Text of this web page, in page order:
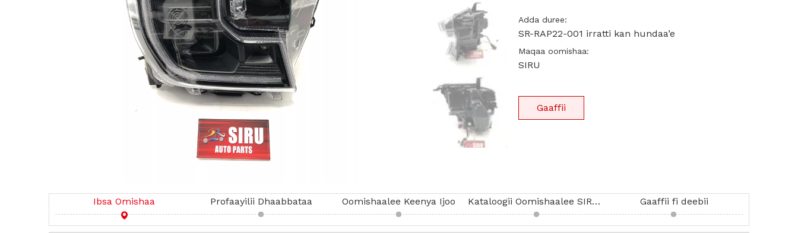
Adda duree:
SR-RAP22-001 irratti kan hundaa’e
Maqaa oomishaa:
SIRU
Gaaffii
Ibsa Omishaa Profaayilii Dhaabbataa Oomishaalee Keenya Ijoo Kataloogii Oomishaalee SIRU Download Gaaffii fi deebii